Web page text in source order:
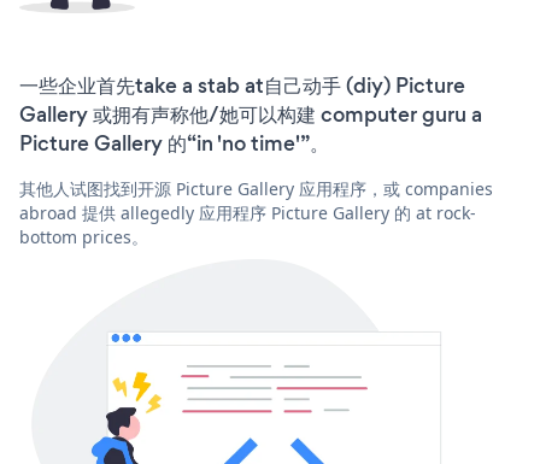
一些企业首先take a stab at自己动手 (diy) Picture
Gallery 或拥有声称他/她可以构建 computer guru a
Picture Gallery 的“in 'no time'”。
其他人试图找到开源 Picture Gallery 应用程序，或 companies
abroad 提供 allegedly 应用程序 Picture Gallery 的 at rock-
bottom prices。